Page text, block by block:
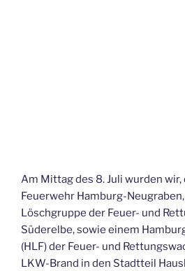
Am Mittag des 8. Juli wurden
Feuerwehr Hamburg-
Löschgruppe der Feuer- und
Süderelbe, sowie einem
(HLF) der Feuer- und
LKW-Brand in den Stadtteil